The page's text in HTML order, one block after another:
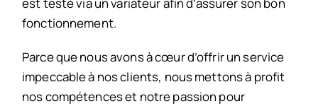
est testé via un variateur afin d’assurer son bon
fonctionnement.
Parce que nous avons à cœur d’offrir un service
impeccable à nos clients, nous mettons à profit
nos compétences et notre passion pour